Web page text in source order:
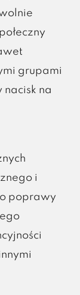
grupami
nacisk na
i
poprawy